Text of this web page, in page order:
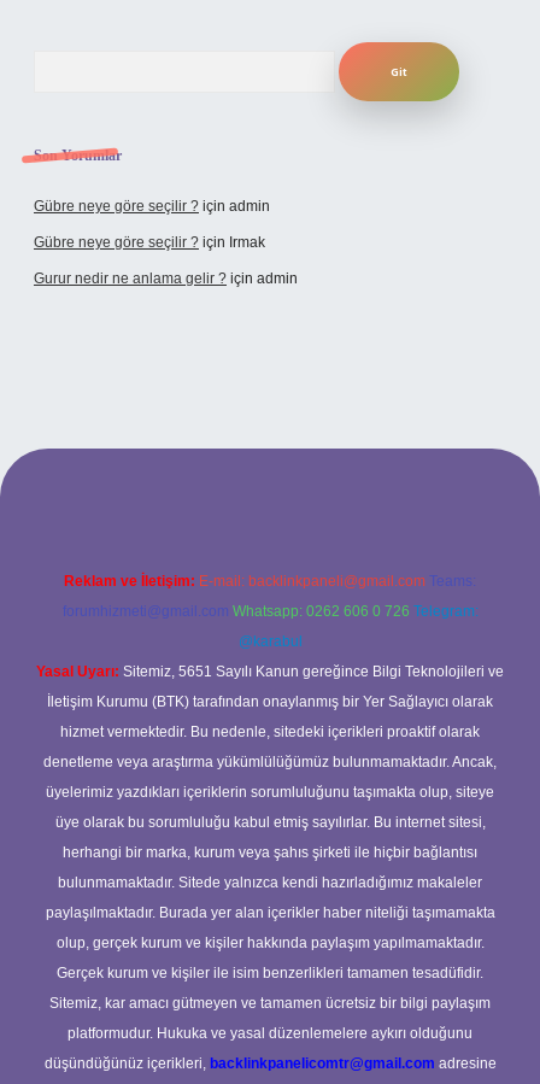
Son Yorumlar
Gübre neye göre seçilir ? için admin
Gübre neye göre seçilir ? için Irmak
Gurur nedir ne anlama gelir ? için admin
Reklam ve İletişim: E-mail: backlinkpaneli@gmail.com Teams:
forumhizmeti@gmail.com Whatsapp: 0262 606 0 726 Telegram:
@karabul
Yasal Uyarı: Sitemiz, 5651 Sayılı Kanun gereğince Bilgi Teknolojileri ve
İletişim Kurumu (BTK) tarafından onaylanmış bir Yer Sağlayıcı olarak
hizmet vermektedir. Bu nedenle, sitedeki içerikleri proaktif olarak
denetleme veya araştırma yükümlülüğümüz bulunmamaktadır. Ancak,
üyelerimiz yazdıkları içeriklerin sorumluluğunu taşımakta olup, siteye
üye olarak bu sorumluluğu kabul etmiş sayılırlar. Bu internet sitesi,
herhangi bir marka, kurum veya şahıs şirketi ile hiçbir bağlantısı
bulunmamaktadır. Sitede yalnızca kendi hazırladığımız makaleler
paylaşılmaktadır. Burada yer alan içerikler haber niteliği taşımamakta
olup, gerçek kurum ve kişiler hakkında paylaşım yapılmamaktadır.
Gerçek kurum ve kişiler ile isim benzerlikleri tamamen tesadüfidir.
Sitemiz, kar amacı gütmeyen ve tamamen ücretsiz bir bilgi paylaşım
platformudur. Hukuka ve yasal düzenlemelere aykırı olduğunu
düşündüğünüz içerikleri, backlinkpanelicomtr@gmail.com adresine